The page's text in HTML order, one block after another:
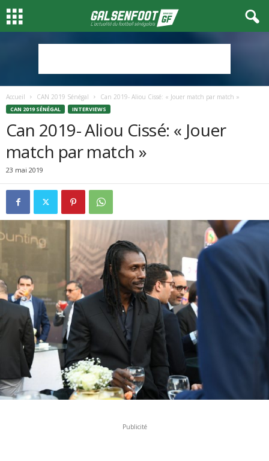
Accueil CAN 2019 Sénégal Can 2019- Aliou Cissé: « Jouer match par match »
CAN 2019 SÉNÉGAL INTERVIEWS
Can 2019- Aliou Cissé: « Jouer
match par match »
23 mai 2019
Publicité